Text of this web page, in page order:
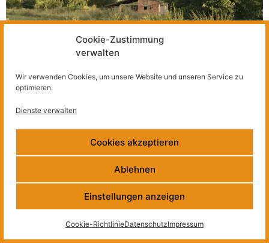
Cookie-Zustimmung
verwalten
Wir verwenden Cookies, um unsere Website und unseren Service zu
optimieren.
Dienste verwalten
Cookies akzeptieren
Ablehnen
Einstellungen anzeigen
Cookie-RichtlinieDatenschutzImpressum
Ab sofort suchen wir Unterstützung bei zwei unserer
Projekte.